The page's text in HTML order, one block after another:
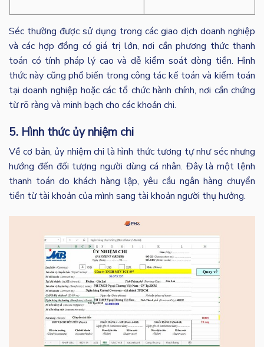
Séc thường được sử dụng trong các giao dịch doanh nghiệp
và các hợp đồng có giá trị lớn, nơi cần phương thức thanh
toán có tính pháp lý cao và dễ kiểm soát dòng tiền. Hình
thức này cũng phổ biến trong công tác kế toán và kiểm toán
tại doanh nghiệp hoặc các tổ chức hành chính, nơi cần chứng
từ rõ ràng và minh bạch cho các khoản chi.
5. Hình thức ủy nhiệm chi
Về cơ bản, ủy nhiệm chi là hình thức tương tự như séc nhưng
hướng đến đối tượng người dùng cá nhân. Đây là một lệnh
thanh toán do khách hàng lập, yêu cầu ngân hàng chuyển
tiền từ tài khoản của mình sang tài khoản người thụ hưởng.